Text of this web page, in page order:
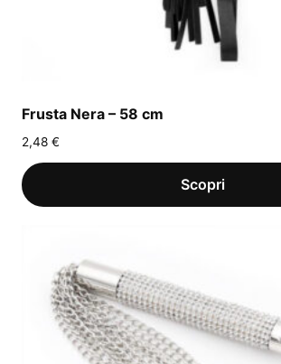
Frusta Nera – 58 cm
2,48 €